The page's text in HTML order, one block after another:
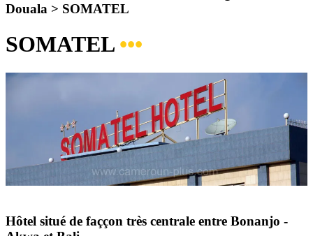
Douala > SOMATEL
SOMATEL •••
Hôtel situé de faççon très centrale entre Bonanjo -